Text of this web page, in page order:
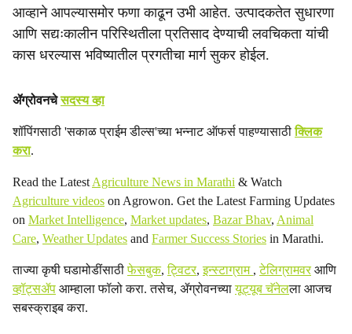
आव्हाने आपल्यासमोर फणा काढून उभी आहेत. उत्पादकतेत सुधारणा
आणि सद्यःकालीन परिस्थितीला प्रतिसाद देण्याची लवचिकता यांची
कास धरल्यास भविष्यातील प्रगतीचा मार्ग सुकर होईल.
ॲग्रोवनचेसदस्य व्हा
शॉपिंगसाठी 'सकाळ प्राईम डील्स'च्या भन्नाट ऑफर्स पाहण्यासाठीक्लिक
करा.
Read the Latest Agriculture News in Marathi & Watch
Agriculture videos on Agrowon. Get the Latest Farming Updates
on Market Intelligence, Market updates, Bazar Bhav, Animal
Care, Weather Updates and Farmer Success Stories in Marathi.
ताज्या कृषी घडामोडींसाठीफेसबुक,ट्विटर,इन्स्टाग्राम ,टेलिग्रामवरआणि
व्हॉट्सॲप आम्हाला फॉलो करा. तसेच, ॲग्रोवनच्यायूट्यूब चॅनेलला आजच
सबस्क्राइब करा.